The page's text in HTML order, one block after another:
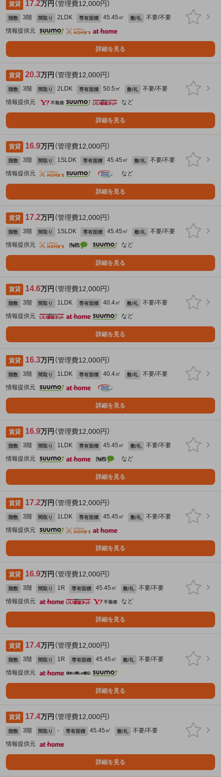
賃貸 17.2万円 （管理費12,000円）
階数 3階 間取り 2LDK 専有面積 45.45㎡ 敷/礼
不要/不要
情報提供元
詳細を見る
賃貸 20.3万円 （管理費12,000円）
階数 3階 間取り 2LDK 専有面積 50.5㎡ 敷/礼
不要/不要
情報提供元
など
詳細を見る
賃貸 16.9万円 （管理費12,000円）
階数 3階 間取り 1SLDK 専有面積 45.45㎡ 敷/礼
不要/不要
情報提供元
など
詳細を見る
賃貸 17.2万円 （管理費12,000円）
階数 3階 間取り 1SLDK 専有面積 45.45㎡ 敷/礼
不要/不要
情報提供元
など
詳細を見る
賃貸 14.6万円 （管理費12,000円）
階数 3階 間取り 1LDK 専有面積 40.4㎡ 敷/礼
不要/不要
情報提供元
など
詳細を見る
賃貸 16.3万円 （管理費12,000円）
階数 3階 間取り 1LDK 専有面積 40.4㎡ 敷/礼
不要/不要
情報提供元
詳細を見る
賃貸 16.9万円 （管理費12,000円）
階数 3階 間取り 1LDK 専有面積 45.45㎡ 敷/礼
不要/不要
情報提供元
など
詳細を見る
賃貸 17.2万円 （管理費12,000円）
階数 3階 間取り 1LDK 専有面積 45.45㎡ 敷/礼
不要/不要
情報提供元
詳細を見る
賃貸 16.9万円 （管理費12,000円）
階数 3階 間取り 1R 専有面積 45.45㎡ 敷/礼
不要/不要
情報提供元
など
詳細を見る
賃貸 17.4万円 （管理費12,000円）
階数 3階 間取り 1R 専有面積 45.45㎡ 敷/礼
不要/不要
情報提供元
詳細を見る
賃貸 17.4万円 （管理費12,000円）
階数 3階 間取り - 専有面積 45.45㎡ 敷/礼
不要/不要
情報提供元
詳細を見る